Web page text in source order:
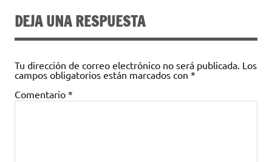
DEJA UNA RESPUESTA
Tu dirección de correo electrónico no será publicada. Los
campos obligatorios están marcados con *
Comentario *